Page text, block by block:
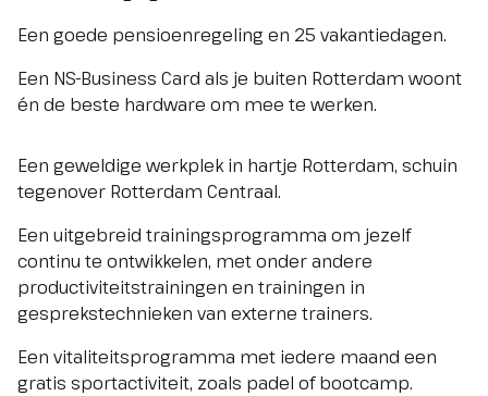
Een goede pensioenregeling en 25 vakantiedagen.
Een NS-Business Card als je buiten Rotterdam woont
én de beste hardware om mee te werken.
Een geweldige werkplek in hartje Rotterdam, schuin
tegenover Rotterdam Centraal.
Een uitgebreid trainingsprogramma om jezelf
continu te ontwikkelen, met onder andere
productiviteitstrainingen en trainingen in
gesprekstechnieken van externe trainers.
Een vitaliteitsprogramma met iedere maand een
gratis sportactiviteit, zoals padel of bootcamp.